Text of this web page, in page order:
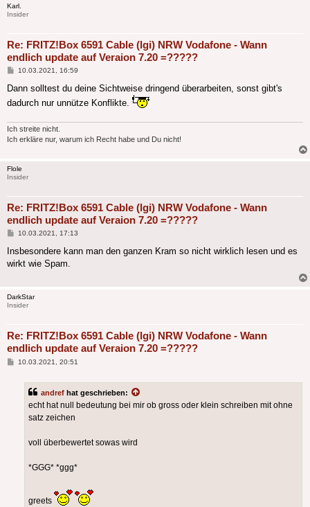
Karl.
Insider
Re: FRITZ!Box 6591 Cable (lgi) NRW Vodafone - Wann
endlich update auf Veraion 7.20 =?????
Beitrag
10.03.2021, 16:59
Dann solltest du deine Sichtweise dringend überarbeiten, sonst gibt's
dadurch nur unnütze Konflikte.
Ich streite nicht.
Ich erkläre nur, warum ich Recht habe und Du nicht!
Flole
Insider
Re: FRITZ!Box 6591 Cable (lgi) NRW Vodafone - Wann
endlich update auf Veraion 7.20 =?????
Beitrag
10.03.2021, 17:13
Insbesondere kann man den ganzen Kram so nicht wirklich lesen und es
wirkt wie Spam.
DarkStar
Insider
Re: FRITZ!Box 6591 Cable (lgi) NRW Vodafone - Wann
endlich update auf Veraion 7.20 =?????
Beitrag
10.03.2021, 20:51
andref hat geschrieben:
echt hat null bedeutung bei mir ob gross oder klein schreiben mit ohne
satz zeichen
voll überbewertet sowas wird
*GGG* *ggg*
greets